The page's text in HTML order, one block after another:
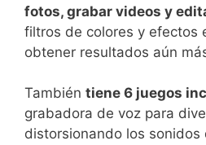
fotos, grabar videos y
filtros de colores y efectos
obtener resultados aún
También tiene 6 juegos
grabadora de voz para
distorsionando los sonidos